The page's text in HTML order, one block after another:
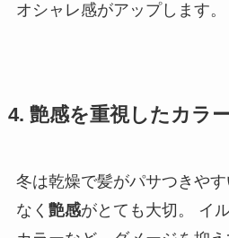
オシャレ感がアップします。
4. 艶感を重視したカラ
冬は乾燥で髪がパサつきや
なく 艶感がとても大切。 イ